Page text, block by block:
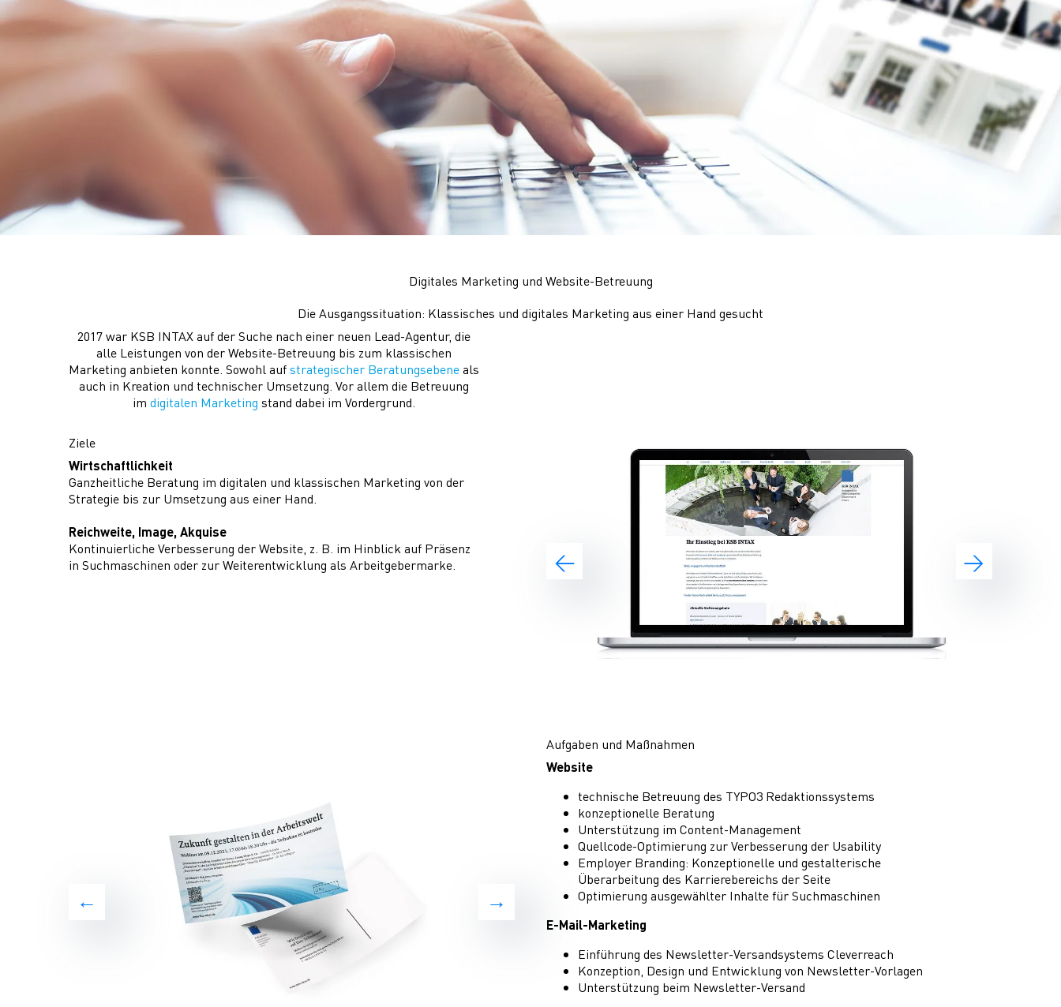
Digitales Marketing und Website-Betreuung
Die Ausgangssituation: Klassisches und digitales Marketing aus einer Hand gesucht
2017 war KSB INTAX auf der Suche nach einer neuen Lead-Agentur, die
alle Leistungen von der Website-Betreuung bis zum klassischen
Marketing anbieten konnte. Sowohl aufstrategischer Beratungsebeneals
auch in Kreation und technischer Umsetzung. Vor allem die Betreuung
imdigitalen Marketing stand dabei im Vordergrund.
Ziele
Wirtschaftlichkeit
Ganzheitliche Beratung im digitalen und klassischen Marketing von der
Strategie bis zur Umsetzung aus einer Hand.
Reichweite, Image, Akquise
Kontinuierliche Verbesserung der Website, z. B. im Hinblick auf Präsenz
in Suchmaschinen oder zur Weiterentwicklung als Arbeitgebermarke.
Aufgaben und Maßnahmen
Website
technische Betreuung des TYPO3 Redaktionssystems
konzeptionelle Beratung
Unterstützung im Content-Management
Quellcode-Optimierung zur Verbesserung der Usability
Employer Branding: Konzeptionelle und gestalterische
Überarbeitung des Karrierebereichs der Seite
Optimierung ausgewählter Inhalte für Suchmaschinen
E-Mail-Marketing
Einführung des Newsletter-Versandsystems Cleverreach
Konzeption, Design und Entwicklung von Newsletter-Vorlagen
Unterstützung beim Newsletter-Versand